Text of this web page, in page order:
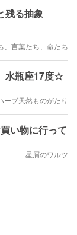
残る抽象
、言葉たち、命たち
水瓶座17度☆
ーブ天然ものがたり
い物に行って
星屑のワルツ